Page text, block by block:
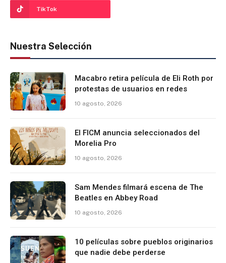
TikTok
Nuestra Selección
Macabro retira película de Eli Roth por
protestas de usuarios en redes
10 agosto, 2026
El FICM anuncia seleccionados del
Morelia Pro
10 agosto, 2026
Sam Mendes filmará escena de The
Beatles en Abbey Road
10 agosto, 2026
10 películas sobre pueblos originarios
que nadie debe perderse